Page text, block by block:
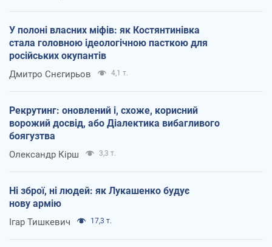
У полоні власних міфів: як Костянтинівка
стала головною ідеологічною пасткою для
російських окупантів
Дмитро Снєгирьов 4,1 т.
Рекрутинг: оновлений і, схоже, корисний
ворожий досвід, або Діалектика вибагливого
боягузтва
Олександр Кірш 3,3 т.
Ні зброї, ні людей: як Лукашенко будує
нову армію
Ігар Тишкевич 17,3 т.